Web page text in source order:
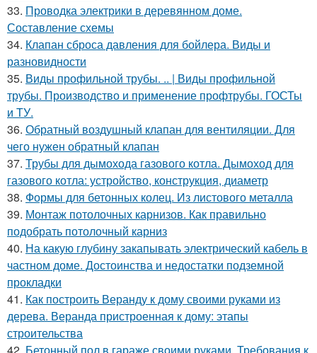
33. Проводка электрики в деревянном доме.
Составление схемы
34. Клапан сброса давления для бойлера. Виды и
разновидности
35. Виды профильной трубы. .. | Виды профильной
трубы. Производство и применение профтрубы. ГОСТы
и ТУ.
36. Обратный воздушный клапан для вентиляции. Для
чего нужен обратный клапан
37. Трубы для дымохода газового котла. Дымоход для
газового котла: устройство, конструкция, диаметр
38. Формы для бетонных колец. Из листового металла
39. Монтаж потолочных карнизов. Как правильно
подобрать потолочный карниз
40. На какую глубину закапывать электрический кабель в
частном доме. Достоинства и недостатки подземной
прокладки
41. Как построить Веранду к дому своими руками из
дерева. Веранда пристроенная к дому: этапы
строительства
42. Бетонный пол в гараже своими руками. Требования к